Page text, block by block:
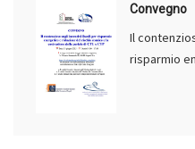
Convegno
Il
risparmio